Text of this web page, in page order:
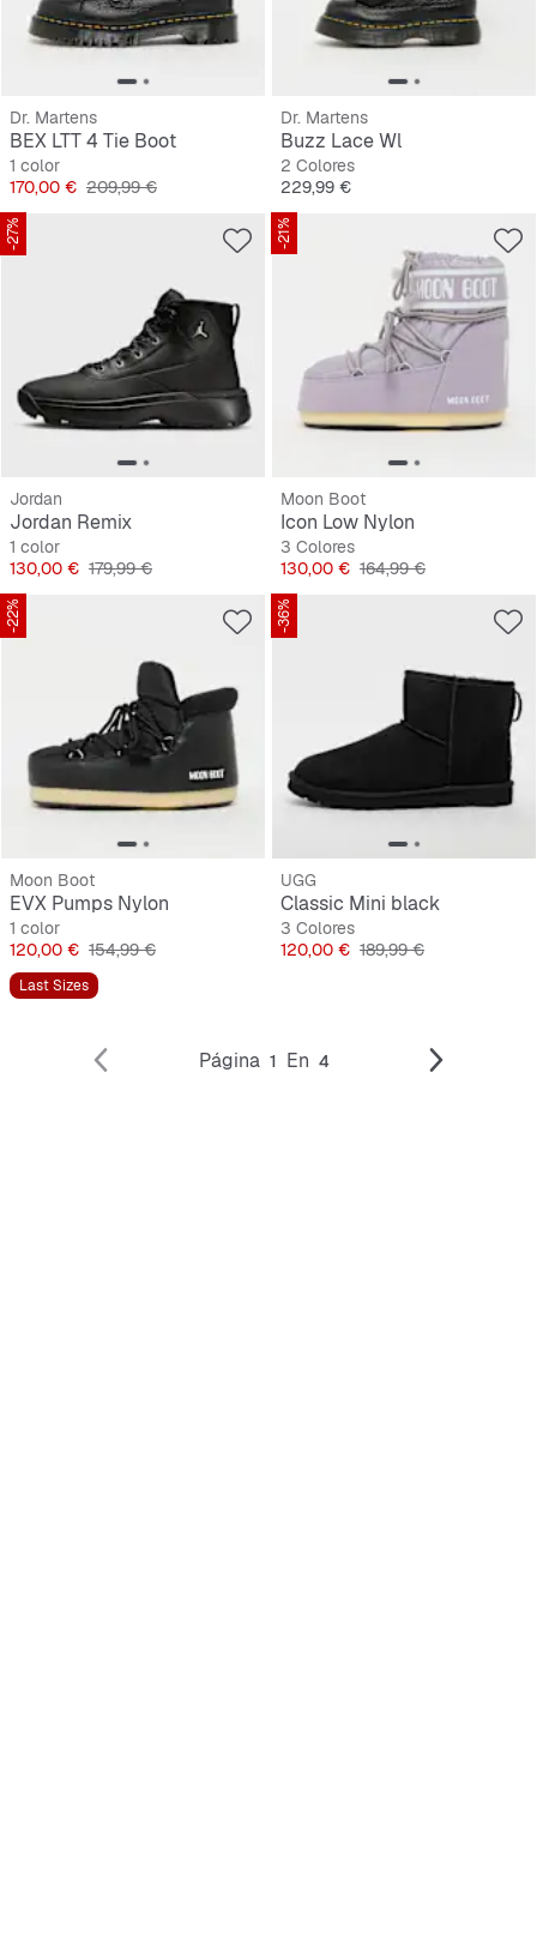
Dr. Martens
BEX LTT 4 Tie Boot
1 color
Precio
170,00 € Precio original
209,99 €
Dr. Martens
Buzz Lace Wl
2 Colores
Precio
229,99 €
-27%
Jordan
Jordan Remix
1 color
Precio
130,00 € Precio original
179,99 €
-21%
Moon Boot
Icon Low Nylon
3 Colores
Precio
130,00 € Precio original
164,99 €
-22%
Moon Boot
EVX Pumps Nylon
1 color
Precio
120,00 € Precio original
154,99 €
Last Sizes
-36%
UGG
Classic Mini black
3 Colores
Precio
120,00 € Precio original
189,99 €
Página 1 En 4